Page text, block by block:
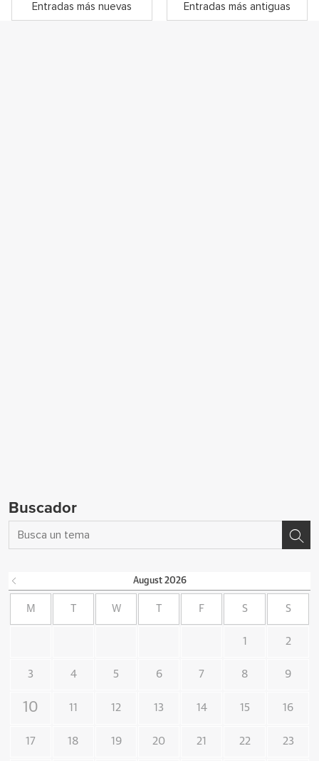
Entradas más nuevas Entradas más antiguas
Buscador
August 2026
M W F S S
1 2
3 4 5 6 7 8 9
10 11 12 13 14 15 16
17 18 19 20 21 22 23